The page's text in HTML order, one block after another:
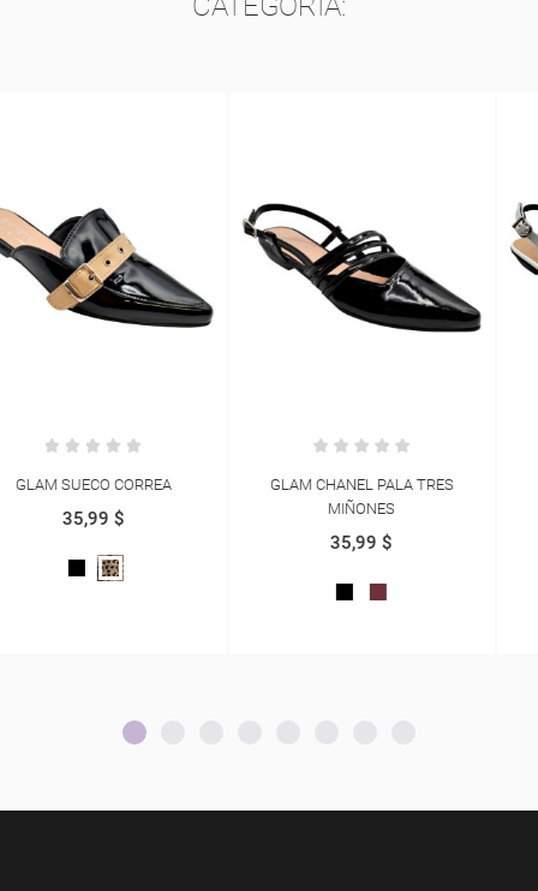
GLAM CHANEL PALA TRES
MIÑONES
GLAM CHANEL CLASICO
35,99 $